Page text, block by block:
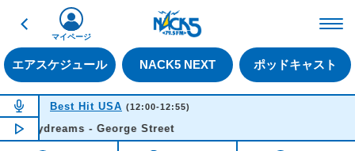
戻る
エアスケジュール NACK5 NEXT ポッドキャスト
マイページ
NOW ON AIR
Best Hit USA (12:00-12:55)
NOW PLAYING11:49
Daydreams - George Street